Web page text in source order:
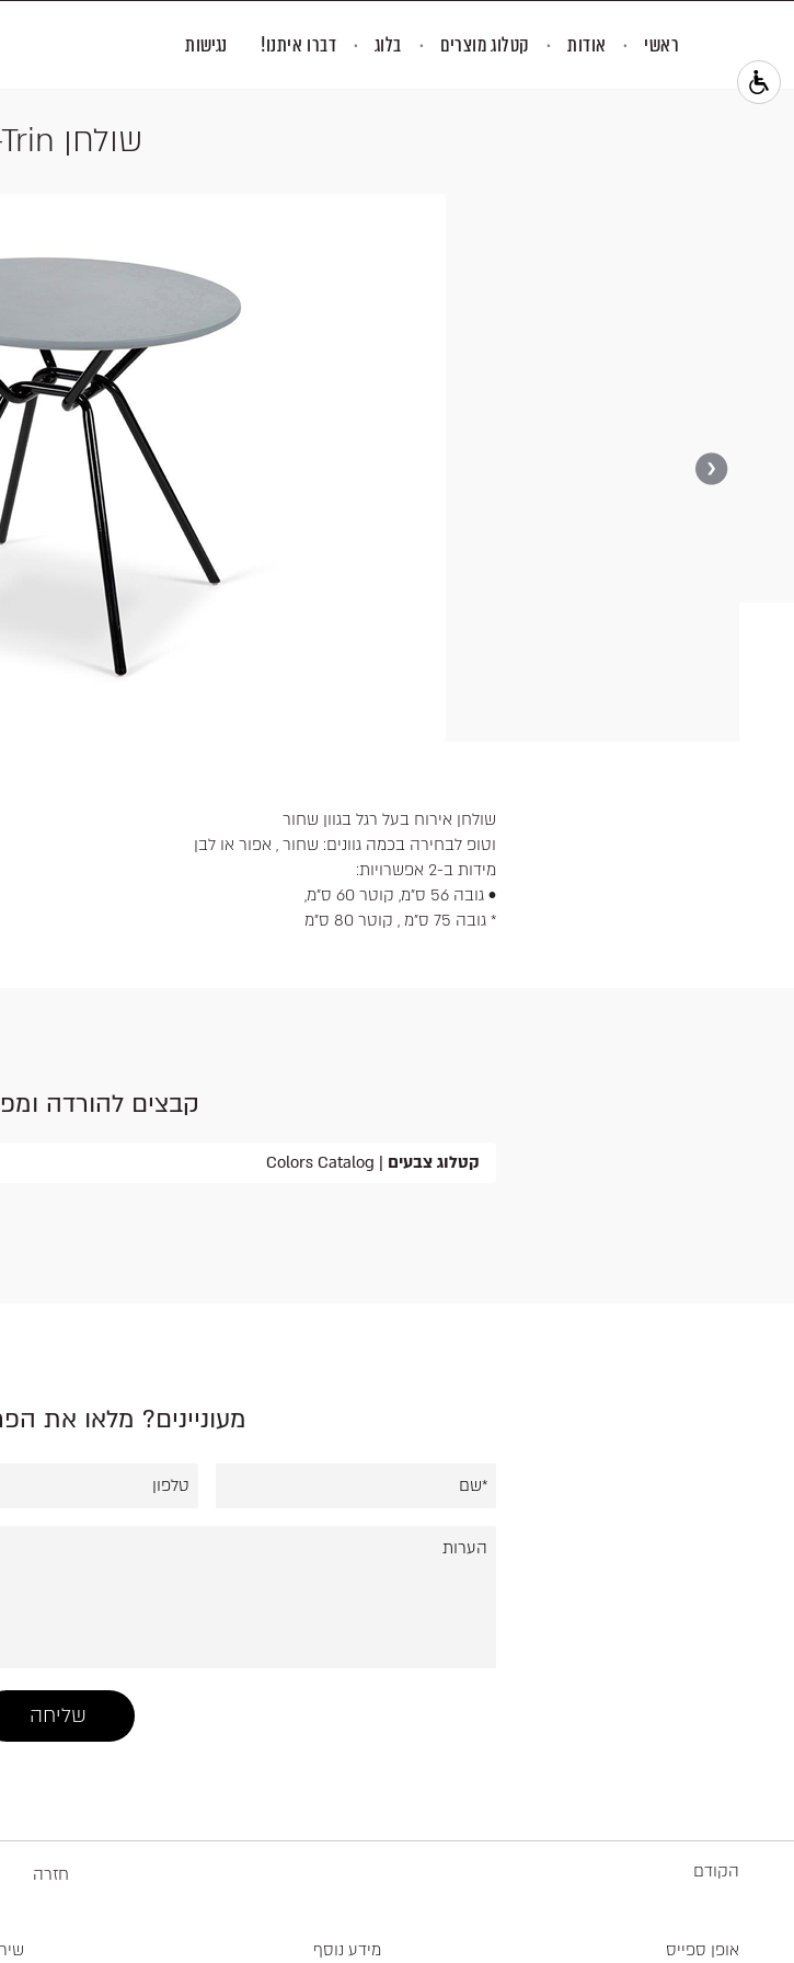
ראשי אודות קטלוג מוצרים בלוג דברו איתנו! נגישות
שולחן S-Trin
שולחן אירוח בעל רגל בגוון שחור
וטופ לבחירה בכמה גוונים: שחור , אפור או לבן
מידות ב-2 אפשרויות:
• גובה 56 ס"מ, קוטר 60 ס"מ,
* גובה 75 ס"מ , קוטר 80 ס"מ
קבצים להורדה
קטלוג צבעים | Colors Catalog
מעוניינים? מלאו את
הקודם חזרה
אופן ספייס מידע נוסף